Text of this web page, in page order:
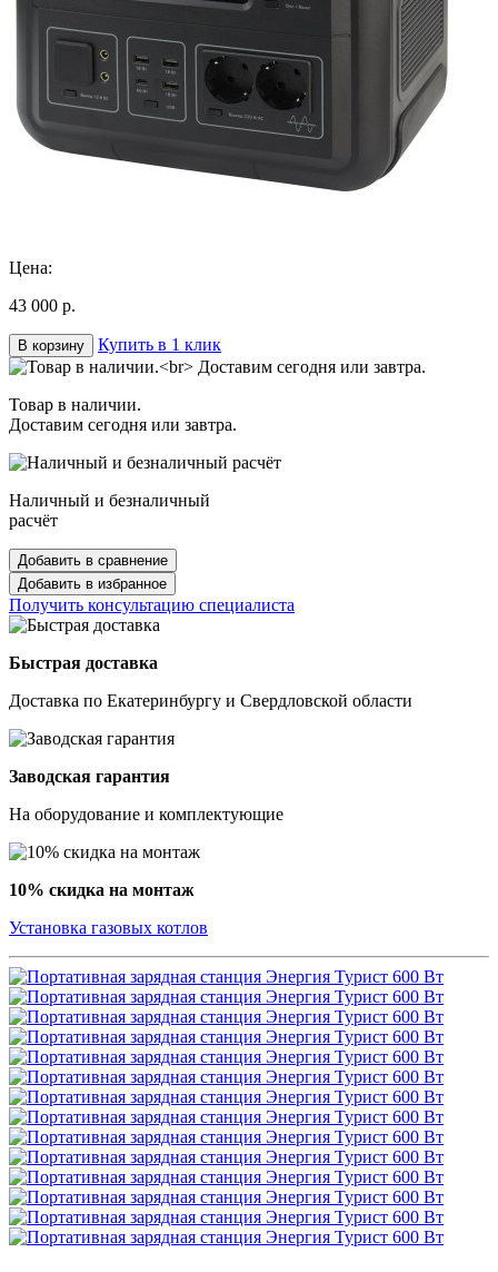
Цена:
43 000 р.
В корзину Купить в 1 клик
Товар в наличии.
Доставим сегодня или завтра.
Наличный и безналичный
расчёт
Добавить в сравнение
Добавить в избранное
Получить консультацию специалиста
Быстрая доставка
Доставка по Екатеринбургу и Свердловской области
Заводская гарантия
На оборудование и комплектующие
10% скидка на монтаж
Установка газовых котлов